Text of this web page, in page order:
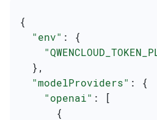
{
  "env"
: {
  },
  "modelProviders"
: {
    "openai"
: [
      {